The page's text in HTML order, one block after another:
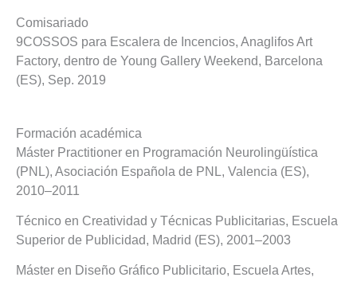
Comisariado
9COSSOS para Escalera de Incencios, Anaglifos Art
Factory, dentro de Young Gallery Weekend, Barcelona
(ES), Sep. 2019
Formación académica
Máster Practitioner en Programación Neurolingüística
(PNL), Asociación Española de PNL, Valencia (ES),
2010–2011
Técnico en Creatividad y Técnicas Publicitarias, Escuela
Superior de Publicidad, Madrid (ES), 2001–2003
Máster en Diseño Gráfico Publicitario, Escuela Artes,